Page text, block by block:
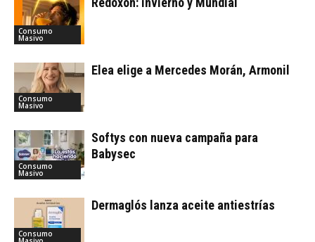
Consumo
Masivo
Consumo
Masivo
Elea elige a Mercedes Morán, Armonil
Consumo
Masivo
Softys con nueva campaña para
Babysec
Consumo
Dermaglós lanza aceite antiestrías